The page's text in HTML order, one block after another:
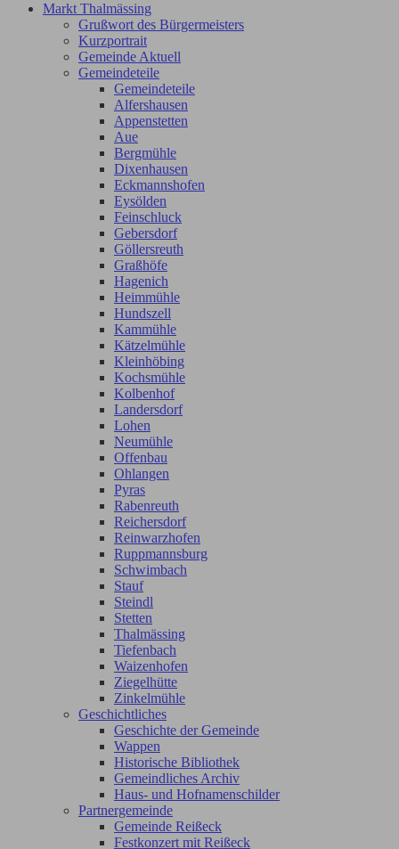
Markt Thalmässing
Grußwort des Bürgermeisters
Kurzportrait
Gemeinde Aktuell
Gemeindeteile
Gemeindeteile
Alfershausen
Appenstetten
Aue
Bergmühle
Dixenhausen
Eckmannshofen
Eysölden
Feinschluck
Gebersdorf
Göllersreuth
Graßhöfe
Hagenich
Heimmühle
Hundszell
Kammühle
Kätzelmühle
Kleinhöbing
Kochsmühle
Kolbenhof
Landersdorf
Lohen
Neumühle
Offenbau
Ohlangen
Pyras
Rabenreuth
Reichersdorf
Reinwarzhofen
Ruppmannsburg
Schwimbach
Stauf
Steindl
Stetten
Thalmässing
Tiefenbach
Waizenhofen
Ziegelhütte
Zinkelmühle
Geschichtliches
Geschichte der Gemeinde
Wappen
Historische Bibliothek
Gemeindliches Archiv
Haus- und Hofnamenschilder
Partnergemeinde
Gemeinde Reißeck
Festkonzert mit Reißeck